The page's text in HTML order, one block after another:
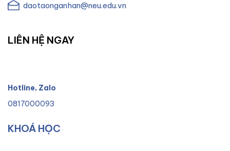
daotaonganhan@neu.edu.vn
LIÊN HỆ NGAY
Hotline, Zalo
0817000093
KHOÁ HỌC